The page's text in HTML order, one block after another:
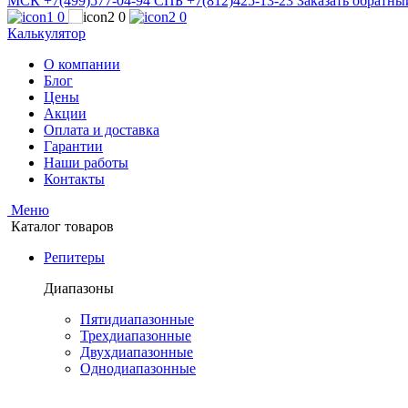
0
0
0
Калькулятор
О компании
Блог
Цены
Акции
Оплата и доставка
Гарантии
Наши работы
Контакты
Меню
Каталог товаров
Репитеры
Диапазоны
Пятидиапазонные
Трехдиапазонные
Двухдиапазонные
Однодиапазонные